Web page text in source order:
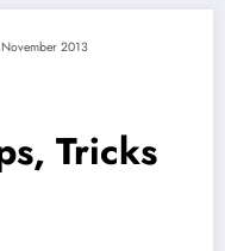
2013
Tricks